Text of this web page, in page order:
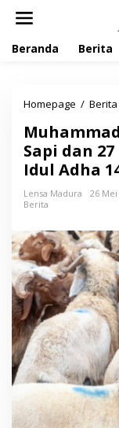
Beranda Berita
Homepage / Berita
Sapi dan
Idul Adha
Lensa Madura
26 Mei
Berita